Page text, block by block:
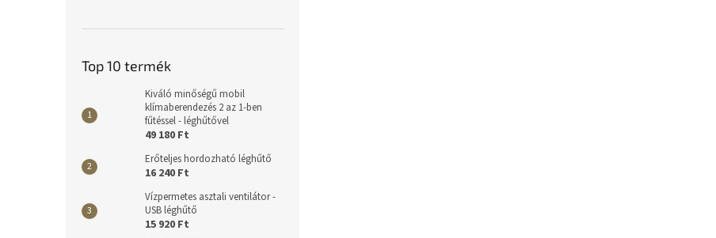
Top 10 termék
Kiváló minőségű mobil
klímaberendezés 2 az 1-ben
fűtéssel - léghűtővel
49 180 Ft
Erőteljes hordozható léghűtő
16 240 Ft
Vízpermetes asztali ventilátor -
USB léghűtő
15 920 Ft